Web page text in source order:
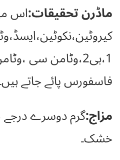
ماڈرن تحقیقات:اس
1،بی2،وٹامن سی
فاسفورس پائے جاتے
مزاج:گرم دوسرے درجے
خشک۔